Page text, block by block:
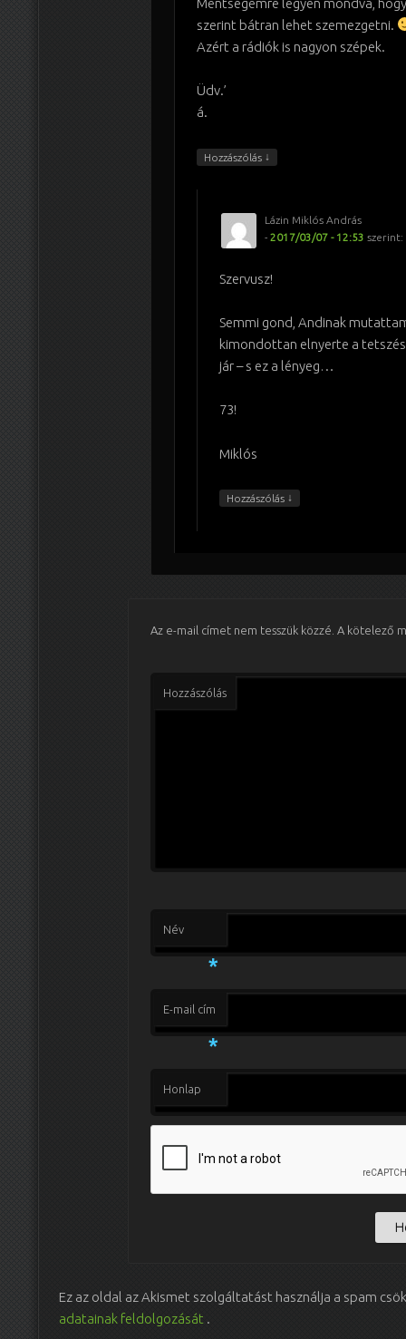
szerint bátran lehet szemezgetni.
Azért a rádiók is nagyon szépek.
Üdv.’
á.
Hozzászólás ↓
Lázin Miklós András
-2017/03/07 - 12:53 szerint:
Szervusz!
Semmi gond, Andinak
kimondottan elnyerte a
jár – s ez a lényeg…
73!
Miklós
Hozzászólás ↓
Az e-mail címet nem tesszük közzé. A kötelező
Hozzászólás
Név
*
E-mail cím
*
Honlap
Ez az oldal az Akismet szolgáltatást használja a spam
adatainak feldolgozását .